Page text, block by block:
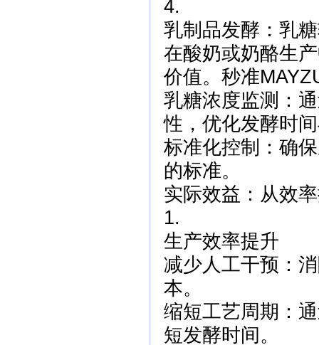
4.
乳制品发酵：乳
在酸奶或奶酪生
价值。秒准
乳糖浓度监测：
性，优化发酵时
标准化控制：确
的标准。
实际效益：从效
1.
生产效率提升
减少人工干预：
本。
缩短工艺周期：
短发酵时间。